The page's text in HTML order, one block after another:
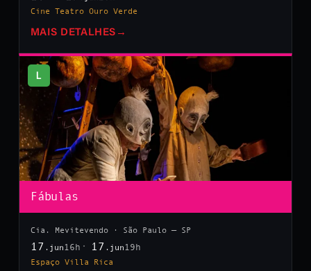
Cine Teatro Ouro Verde
MAIS DETALHES →
L
Fábulas
Cia. Mevitevendo · São Paulo — SP
17 .jun 16h 17 .jun 19h
Espaço Villa Rica